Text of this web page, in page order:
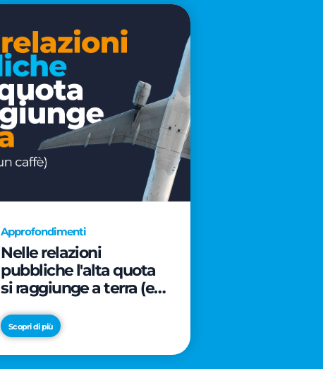
Approfondimenti
Nelle relazioni
pubbliche l'alta quota
si raggiunge a terra (e
Scopri di più